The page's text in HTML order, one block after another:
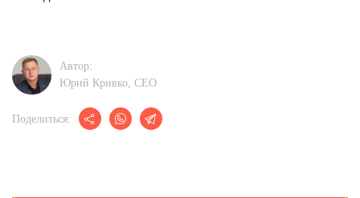
Автор:
Юрий Кривко, CEО
Поделиться: